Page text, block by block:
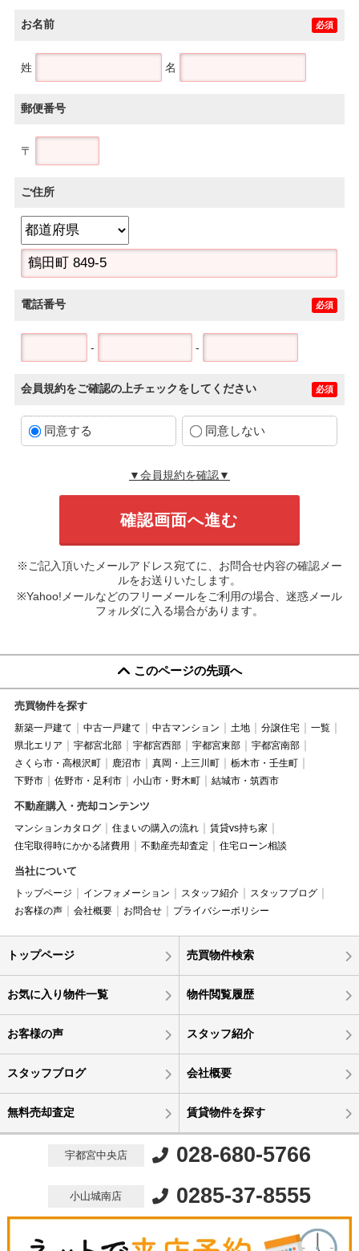
お名前 必須
姓 名
郵便番号
〒
ご住所
電話番号 必須
- -
会員規約をご確認の上チェックをしてください 必須
同意する 同意しない
▼会員規約を確認▼
※ご記入頂いたメールアドレス宛てに、お問合せ内容の確認メー
ルをお送りいたします。
※Yahoo!メールなどのフリーメールをご利用の場合、迷惑メール
フォルダに入る場合があります。
このページの先頭へ
売買物件を探す
新築一戸建て 中古一戸建て 中古マンション 土地 分譲住宅
一覧
県北エリア
宇都宮北部 宇都宮西部 宇都宮東部
宇都宮南部
さくら市・高根沢町
鹿沼市 真岡・上三川町
栃木市・壬生町
下野市
佐野市・足利市 小山市・野木町 結城市・筑西市
不動産購入・売却コンテンツ
マンションカタログ 住まいの購入の流れ
賃貸vs持ち家
住宅取得時にかかる諸費用
不動産売却査定 住宅ローン相談
当社について
トップページ インフォメーション スタッフ紹介
スタッフブログ
お客様の声
会社概要 お問合せ プライバシーポリシー
トップページ 売買物件検索
お気に入り物件一覧 物件閲覧履歴
お客様の声 スタッフ紹介
スタッフブログ 会社概要
無料売却査定 賃貸物件を探す
宇都宮中央店 028-680-5766
小山城南店 0285-37-8555